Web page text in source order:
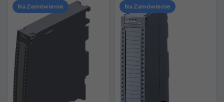
Na Zamówienie Na Zamówienie